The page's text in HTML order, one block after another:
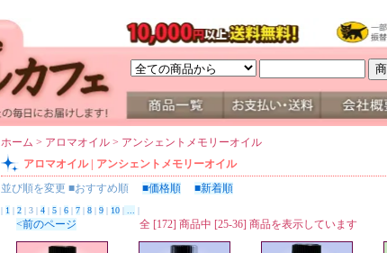
ホーム > アロマオイル > アンシェントメモリーオイル
アロマオイル | アンシェントメモリーオイル
並び順を変更 ■おすすめ順 ■価格順 ■新着順
| 1 | 2 | 3 | 4 | 5 | 6 | 7 | 8 | 9 | 10 | |
<前のページ 全 [172] 商品中 [25-36] 商品を表示しています